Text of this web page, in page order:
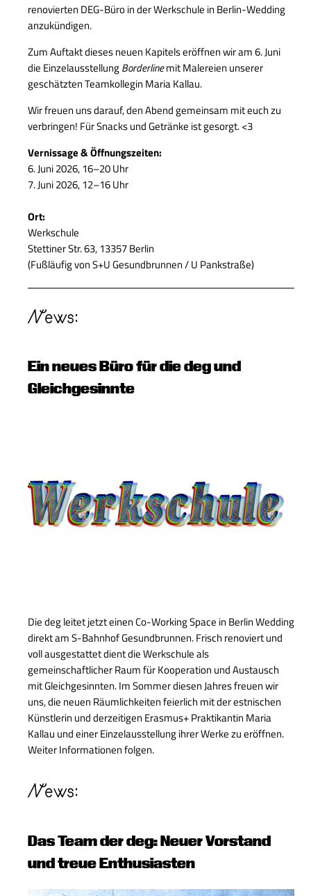
renovierten DEG-Büro in der Werkschule in Berlin-Wedding
anzukündigen.
Zum Auftakt dieses neuen Kapitels eröffnen wir am 6. Juni
die EinzelausstellungBorderlinemit Malereien unserer
geschätzten Teamkollegin Maria Kallau.
Wir freuen uns darauf, den Abend gemeinsam mit euch zu
verbringen! Für Snacks und Getränke ist gesorgt. <3
Vernissage & Öffnungszeiten:
6. Juni 2026, 16–20 Uhr
7. Juni 2026, 12–16 Uhr
Ort:
Werkschule
Stettiner Str. 63, 13357 Berlin
(Fußläufig von S+U Gesundbrunnen / U Pankstraße)
News:
Ein neues Büro für die deg und
Gleichgesinnte
Die deg leitet jetzt einen Co-Working Space in Berlin Wedding
direkt am S-Bahnhof Gesundbrunnen. Frisch renoviert und
voll ausgestattet dient die Werkschule als
gemeinschaftlicher Raum für Kooperation und Austausch
mit Gleichgesinnten. Im Sommer diesen Jahres freuen wir
uns, die neuen Räumlichkeiten feierlich mit der estnischen
Künstlerin und derzeitigen Erasmus+ Praktikantin Maria
Kallau und einer Einzelausstellung ihrer Werke zu eröffnen.
Weiter Informationen folgen.
News:
Das Team der deg: Neuer Vorstand
und treue Enthusiasten